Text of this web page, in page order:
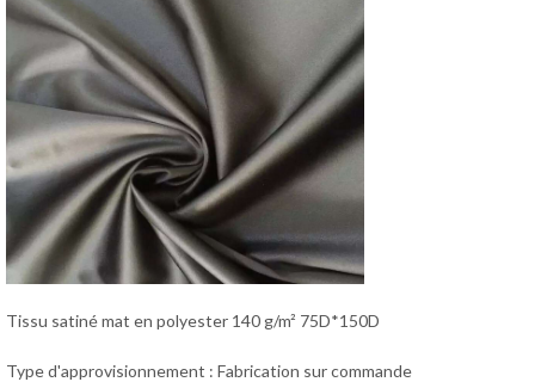
Tissu satiné mat en polyester 140 g/m² 75D*150D
Type d'approvisionnement : Fabrication sur commande